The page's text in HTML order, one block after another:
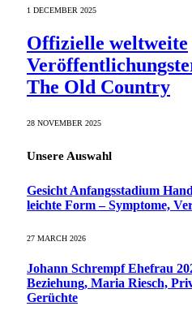
1 DECEMBER 2025
Offizielle weltweite
The Old Country
28 NOVEMBER 2025
Unsere Auswahl
Gesicht Anfangsstadium
leichte Form – Symptome,
27 MARCH 2026
Johann Schrempf Ehefrau
Beziehung, Maria Riesch,
Gerüchte